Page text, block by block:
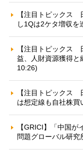
【注目トピックス
し1Qは2ケタ増収
【注目トピックス
益、人財資源獲得と
10:26)
【注目トピックス
は想定線も自社株
【GRICI】「中国
問題グローバル研